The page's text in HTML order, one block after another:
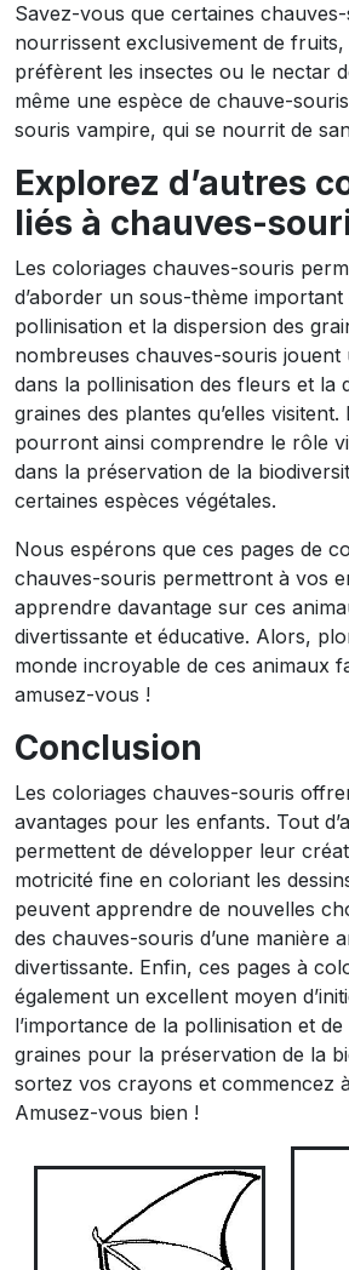
Savez-vous que certaines
nourrissent exclusivement de fruits,
préfèrent les insectes ou le nectar
même une espèce de chauve-
souris vampire, qui se nourrit de
Explorez d’autres
liés à chauves-
Les coloriages chauves-souris
d’aborder un sous-thème
pollinisation et la dispersion des
nombreuses chauves-souris
dans la pollinisation des fleurs et la
graines des plantes qu’elles visitent.
pourront ainsi comprendre le rôle
dans la préservation de la
certaines espèces végétales.
Nous espérons que ces pages de
chauves-souris permettront à vos
apprendre davantage sur ces
divertissante et éducative. Alors,
monde incroyable de ces animaux
amusez-vous !
Conclusion
Les coloriages chauves-souris
avantages pour les enfants. Tout
permettent de développer leur
motricité fine en coloriant les
peuvent apprendre de nouvelles
des chauves-souris d’une manière
divertissante. Enfin, ces pages à
également un excellent moyen
l’importance de la pollinisation et
graines pour la préservation de la
sortez vos crayons et commencez
Amusez-vous bien !